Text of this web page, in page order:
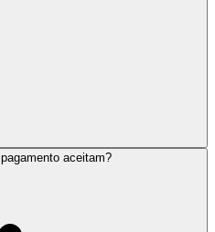
aceitam?